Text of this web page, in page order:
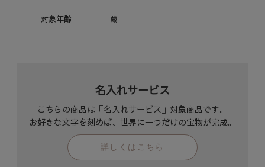
対象年齢 -歳
名入れサービス
こちらの商品は「名入れサービス」対象商品です。
お好きな文字を刻めば、世界に一つだけの宝物が完成。
詳しくはこちら